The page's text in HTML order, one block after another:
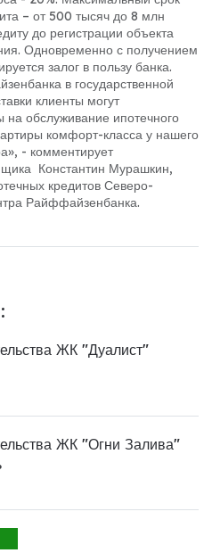
– от 500 тысяч до 8 млн
до регистрации объекта
Одновременно с получением
залог в пользу банка.
в государственной
клиенты могут
на обслуживание ипотечного
комфорт-класса у нашего
- комментирует
Константин Мурашкин,
кредитов Северо-
Райффайзенбанка.
ЖК "Дуалист"
ЖК "Огни Залива"